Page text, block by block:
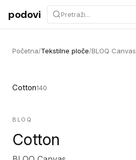
Preskoči na sadržaj
podovi
Početna/Tekstilne ploče/BLOQ Canvas
Cotton140
BLOQ
Cotton